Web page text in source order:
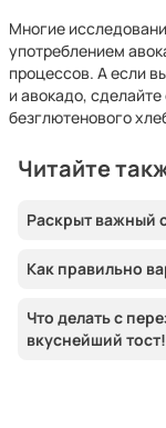
Многие
употреблением
процессов. А если
и авокадо,
безглютенового
Читайте
Раскрыт важный
Как правильно
Что делать с
вкуснейший тост!